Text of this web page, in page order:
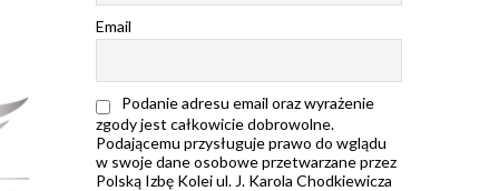
Email
Podanie adresu email oraz wyrażenie
zgody jest całkowicie dobrowolne.
Podającemu przysługuje prawo do wglądu
w swoje dane osobowe przetwarzane przez
Polską Izbę Kolei ul. J. Karola Chodkiewicza